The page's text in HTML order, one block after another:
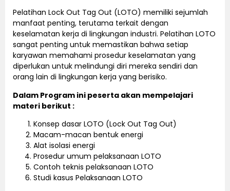
Pelatihan Lock Out Tag Out (LOTO) memiliki sejumlah
manfaat penting, terutama terkait dengan
keselamatan kerja di lingkungan industri. Pelatihan LOTO
sangat penting untuk memastikan bahwa setiap
karyawan memahami prosedur keselamatan yang
diperlukan untuk melindungi diri mereka sendiri dan
orang lain di lingkungan kerja yang berisiko.
Dalam Program ini peserta akan mempelajari
materi berikut :
Konsep dasar LOTO (Lock Out Tag Out)
Macam-macan bentuk energi
Alat isolasi energi
Prosedur umum pelaksanaan LOTO
Contoh teknis pelaksanaan LOTO
Studi kasus Pelaksanaan LOTO